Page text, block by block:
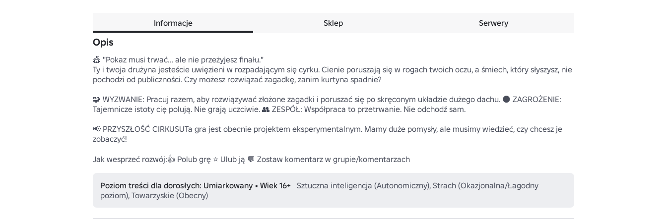
Informacje Sklep Serwery
Opis
🎪 "Pokaz musi trwać... ale nie przeżyjesz finału."
Ty i twoja drużyna jesteście uwięzieni w rozpadającym się cyrku. Cienie poruszają się w rogach twoich oczu, a śmiech, który słyszysz, nie
pochodzi od publiczności. Czy możesz rozwiązać zagadkę, zanim kurtyna spadnie?
🧩 WYZWANIE: Pracuj razem, aby rozwiązywać złożone zagadki i poruszać się po skręconym układzie dużego dachu. 🌑 ZAGROŻENIE:
Tajemnicze istoty cię polują. Nie grają uczciwie. 👥 ZESPÓŁ: Współpraca to przetrwanie. Nie odchodź sam.
📢 PRZYSZŁOŚĆ CIRKUSUTa gra jest obecnie projektem eksperymentalnym. Mamy duże pomysły, ale musimy wiedzieć, czy chcesz je
zobaczyć!
Jak wesprzeć rozwój:👍 Polub grę ⭐ Ulub ją 💬 Zostaw komentarz w grupie/komentarzach
Poziom treści dla dorosłych: Umiarkowany • Wiek 16+ Sztuczna inteligencja (Autonomiczny), Strach (Okazjonalna/Łagodny
poziom), Towarzyskie (Obecny)